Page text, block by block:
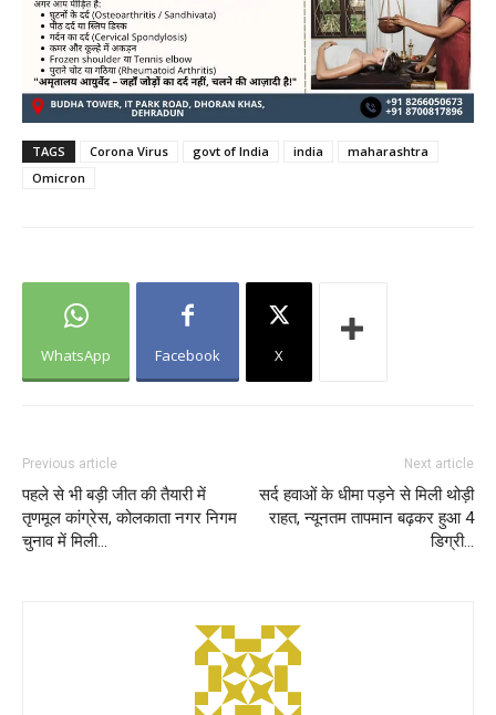
TAGS Corona Virus govt of India india
maharashtra
Omicron
WhatsApp Facebook X
Previous article
पहले से भी बड़ी जीत की तैयारी में
तृणमूल कांग्रेस, कोलकाता नगर निगम
चुनाव में मिली…
Next article
सर्द हवाओं के धीमा पड़ने से मिली थोड़ी
राहत, न्यूनतम तापमान बढ़कर हुआ 4
डिग्री…